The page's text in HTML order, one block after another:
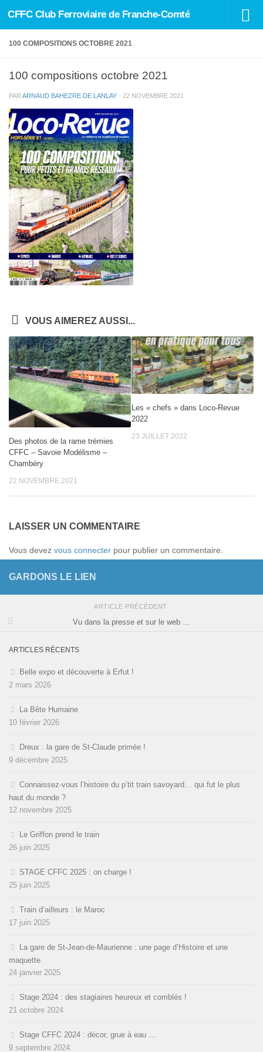
Skip to content
CFFC Club Ferroviaire de Franche-Comté
100 COMPOSITIONS OCTOBRE 2021
100 compositions octobre 2021
PAR ARNAUD BAHEZRE DE LANLAY · 22 NOVEMBRE 2021
VOUS AIMEREZ AUSSI...
Des photos de la rame trémies
CFFC – Savoie Modélisme –
Chambéry
22 NOVEMBRE 2021
Les « chefs » dans Loco-Revue
2022
23 JUILLET 2022
LAISSER UN COMMENTAIRE
Vous devez vous connecter pour publier un commentaire.
GARDONS LE LIEN
ARTICLE PRÉCÉDENT
Vu dans la presse et sur le web …
ARTICLES RÉCENTS
Belle expo et découverte à Erfut !
2 mars 2026
La Bête Humaine
10 février 2026
Dreux : la gare de St-Claude primée !
9 décembre 2025
Connaissez-vous l’histoire du p’tit train savoyard… qui fut le plus
haut du monde ?
12 novembre 2025
Le Griffon prend le train
26 juin 2025
STAGE CFFC 2025 : on charge !
25 juin 2025
Train d’ailleurs : le Maroc
17 juin 2025
La gare de St-Jean-de-Maurienne : une page d’Histoire et une
maquette
24 janvier 2025
Stage 2024 : des stagiaires heureux et comblés !
21 octobre 2024
Stage CFFC 2024 : décor, grue à eau …
9 septembre 2024